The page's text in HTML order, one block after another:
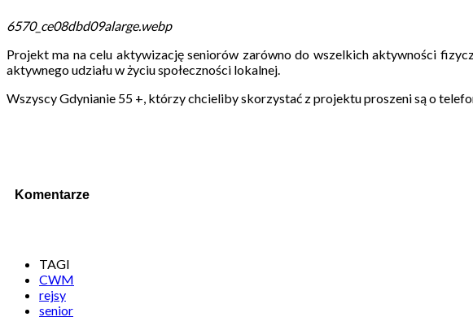
6570_ce08dbd09alarge.webp
Projekt ma na celu aktywizację seniorów zarówno do wszelkich aktywności
aktywnego udziału w życiu społeczności lokalnej.
Wszyscy Gdynianie 55 +, którzy chcieliby skorzystać z projektu proszeni są o
Komentarze
TAGI
CWM
rejsy
senior